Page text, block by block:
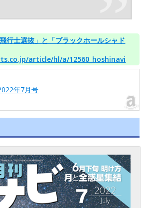
行士選抜」と「ブラックホールシャド
article/hl/a/12560_hoshinavi
年7月号